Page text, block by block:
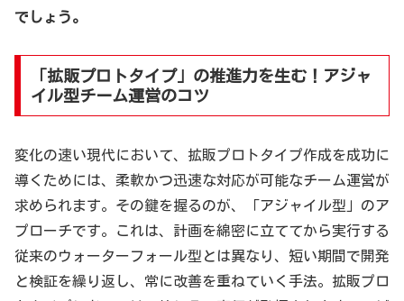
でしょう。
「拡販プロトタイプ」の推進力を生む！アジャ
イル型チーム運営のコツ
変化の速い現代において、拡販プロトタイプ作成を成功に
導くためには、柔軟かつ迅速な対応が可能なチーム運営が
求められます。その鍵を握るのが、「アジャイル型」のア
プローチです。これは、計画を綿密に立ててから実行する
従来のウォーターフォール型とは異なり、短い期間で開発
と検証を繰り返し、常に改善を重ねていく手法。拡販プロ